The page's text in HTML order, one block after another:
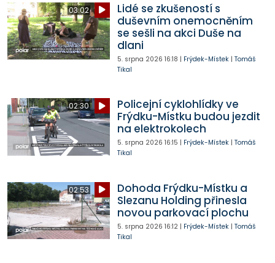
03:02
Lidé se zkušeností s
duševním onemocněním
se sešli na akci Duše na
dlani
5. srpna 2026 16:18 | Frýdek-Místek| Tomáš
Tikal
02:30
Policejní cyklohlídky ve
Frýdku-Místku budou jezdit
na elektrokolech
5. srpna 2026 16:15 | Frýdek-Místek| Tomáš
Tikal
02:53
Dohoda Frýdku-Místku a
Slezanu Holding přinesla
novou parkovací plochu
5. srpna 2026 16:12| Frýdek-Místek| Tomáš
Tikal